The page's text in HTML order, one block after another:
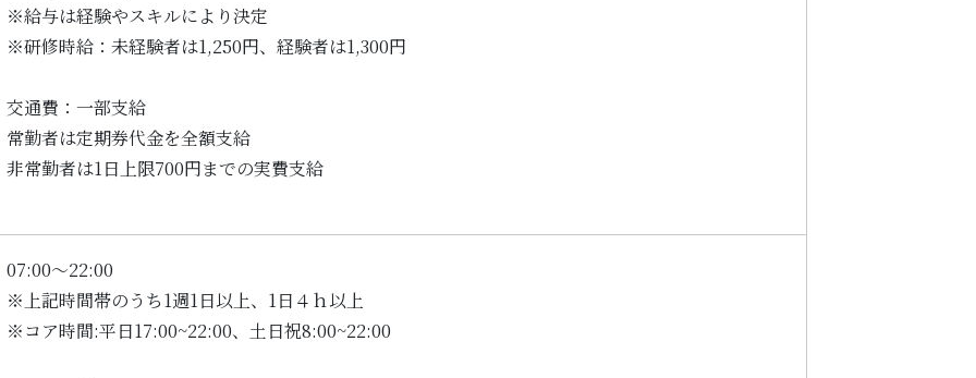
※給与は経験やスキルにより決定
※研修時給：未経験者は1,250円、経験者は1,300円
交通費：一部支給
常勤者は定期券代金を全額支給
非常勤者は1日上限700円までの実費支給
07:00～22:00
※上記時間帯のうち1週1日以上、1日４ｈ以上
※コア時間:平日17:00~22:00、土日祝8:00~22:00